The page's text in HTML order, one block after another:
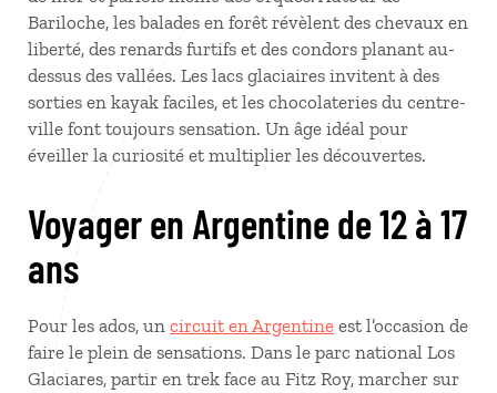
Bariloche, les balades en forêt révèlent des chevaux en
liberté, des renards furtifs et des condors planant au-
dessus des vallées. Les lacs glaciaires invitent à des
sorties en kayak faciles, et les chocolateries du centre-
ville font toujours sensation. Un âge idéal pour
éveiller la curiosité et multiplier les découvertes.
Voyager en Argentine de 12 à 17
ans
Pour les ados, un circuit en Argentine est l’occasion de
faire le plein de sensations. Dans le parc national Los
Glaciares, partir en trek face au Fitz Roy, marcher sur